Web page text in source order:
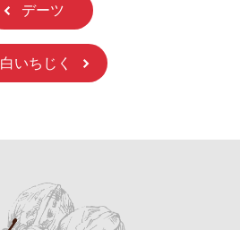
デーツ
白いちじく